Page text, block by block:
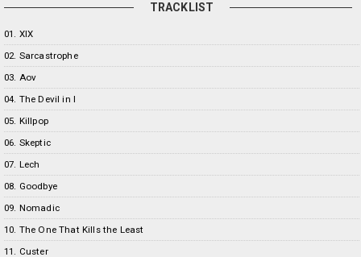
TRACKLIST
01. XIX
02. Sarcastrophe
03. Aov
04. The Devil in I
05. Killpop
06. Skeptic
07. Lech
08. Goodbye
09. Nomadic
10. The One That Kills the Least
11. Custer